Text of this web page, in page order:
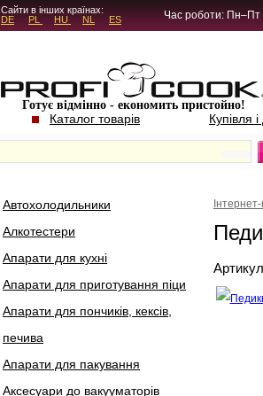
Сайти в інших країнах:
DE
PL HU NL ES Час роботи: Пн–Пт
Готує відмінно - економить пристойно!
Каталог товарів Купівля
Автохолодильники
Алкотестери
Апарати для кухні
Апарати для приготування піци
Апарати для пончиків, кексів,
печива
Апарати для пакування
Аксесуари до вакууматорів